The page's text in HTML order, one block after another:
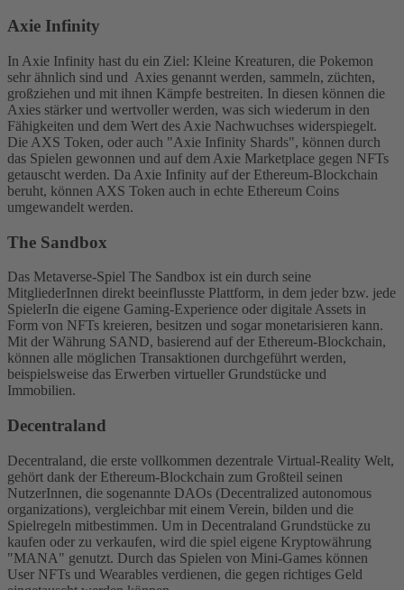
Axie Infinity
In Axie Infinity hast du ein Ziel: Kleine Kreaturen, die Pokemon
sehr ähnlich sind und Axies genannt werden, sammeln, züchten,
großziehen und mit ihnen Kämpfe bestreiten. In diesen können die
Axies stärker und wertvoller werden, was sich wiederum in den
Fähigkeiten und dem Wert des Axie Nachwuchses widerspiegelt.
Die AXS Token, oder auch "Axie Infinity Shards", können durch
das Spielen gewonnen und auf dem Axie Marketplace gegen NFTs
getauscht werden. Da Axie Infinity auf der Ethereum-Blockchain
beruht, können AXS Token auch in echte Ethereum Coins
umgewandelt werden.
The Sandbox
Das Metaverse-Spiel The Sandbox ist ein durch seine
MitgliederInnen direkt beeinflusste Plattform, in dem jeder bzw. jede
SpielerIn die eigene Gaming-Experience oder digitale Assets in
Form von NFTs kreieren, besitzen und sogar monetarisieren kann.
Mit der Währung SAND, basierend auf der Ethereum-Blockchain,
können alle möglichen Transaktionen durchgeführt werden,
beispielsweise das Erwerben virtueller Grundstücke und
Immobilien.
Decentraland
Decentraland, die erste vollkommen dezentrale Virtual-Reality Welt,
gehört dank der Ethereum-Blockchain zum Großteil seinen
NutzerInnen, die sogenannte DAOs (Decentralized autonomous
organizations), vergleichbar mit einem Verein, bilden und die
Spielregeln mitbestimmen. Um in Decentraland Grundstücke zu
kaufen oder zu verkaufen, wird die spiel eigene Kryptowährung
"MANA" genutzt. Durch das Spielen von Mini-Games können
User NFTs und Wearables verdienen, die gegen richtiges Geld